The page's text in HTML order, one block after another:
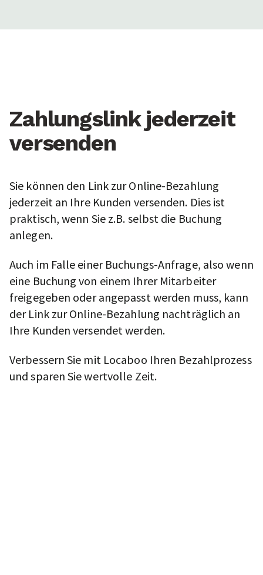
Zahlungslink jederzeit
versenden
Sie können den Link zur Online-Bezahlung
jederzeit an Ihre Kunden versenden. Dies ist
praktisch, wenn Sie z.B. selbst die Buchung
anlegen.
Auch im Falle einer Buchungs-Anfrage, also wenn
eine Buchung von einem Ihrer Mitarbeiter
freigegeben oder angepasst werden muss, kann
der Link zur Online-Bezahlung nachträglich an
Ihre Kunden versendet werden.
Verbessern Sie mit Locaboo Ihren Bezahlprozess
und sparen Sie wertvolle Zeit.